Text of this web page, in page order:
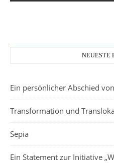
NEUESTE
Ein persönlicher Abschied
Transformation und
Sepia
Ein Statement zur Initiative